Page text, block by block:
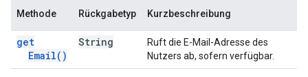
Methode Rückgabetyp Kurzbeschreibung
get
Email( )
String
Ruft die E-Mail-Adresse des
Nutzers ab, sofern verfügbar.